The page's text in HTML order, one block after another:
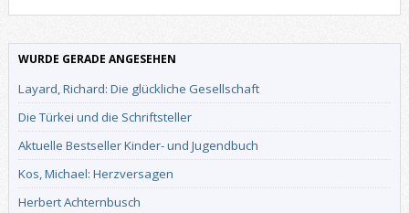
WURDE GERADE ANGESEHEN
Layard, Richard: Die glückliche Gesellschaft
Die Türkei und die Schriftsteller
Aktuelle Bestseller Kinder- und Jugendbuch
Kos, Michael: Herzversagen
Herbert Achternbusch